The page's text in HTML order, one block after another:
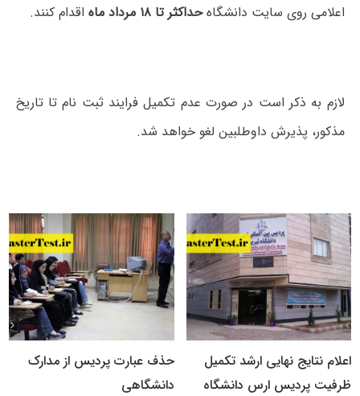
اعلامی روی سایت دانشگاهحداکثر تا ۱۸ مرداد ماه اقدام کنند.
لازم به ذکر است در صورت عدم تکمیل فرایند ثبت نام تا تاریخ
مذکور، پذیرش داوطلبین لغو خواهد شد.
اعلام نتایج نهایی ارشد تکمیل
ظرفیت پردیس ارس دانشگاه
حذف عبارت پردیس از مدارک
دانشگاهی